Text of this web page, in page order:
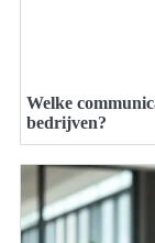
Welke
bedrijven?